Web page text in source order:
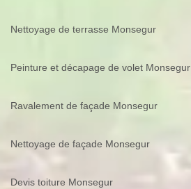
Nettoyage de terrasse Monsegur
Peinture et décapage de volet Monsegur
Ravalement de façade Monsegur
Nettoyage de façade Monsegur
Devis toiture Monsegur